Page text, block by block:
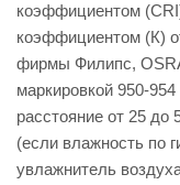
коэффициентом
коэффициентом (К)
фирмы Филипс,
маркировкой 950-
расстояние от 25 до
(если влажность по
увлажнитель